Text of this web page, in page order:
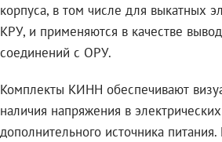
корпуса, в том числе для выкатных
КРУ, и применяются в качестве
соединений с ОРУ.
Комплекты КИНН обеспечивают
наличия напряжения в
дополнительного источника